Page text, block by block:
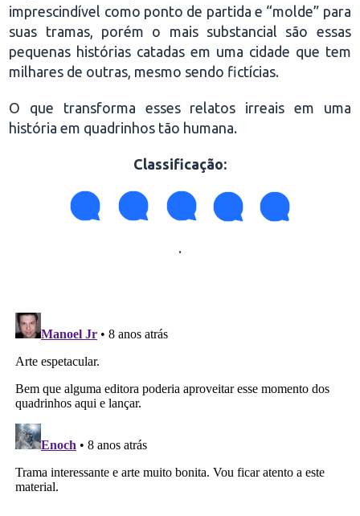
imprescindível como ponto de partida e “molde” para
suas tramas, porém o mais substancial são essas
pequenas histórias catadas em uma cidade que tem
milhares de outras, mesmo sendo fictícias.
O que transforma esses relatos irreais em uma
história em quadrinhos tão humana.
Classificação:
.